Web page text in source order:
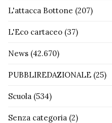
L'attacca Bottone (207)
L'Eco cartaceo (37)
News (42.670)
PUBBLIREDAZIONALE (25)
Scuola (534)
Senza categoria (2)